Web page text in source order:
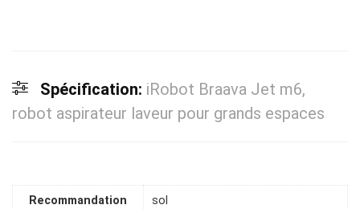
Spécification: iRobot Braava Jet m6,
robot aspirateur laveur pour grands espaces
Recommandation
sol